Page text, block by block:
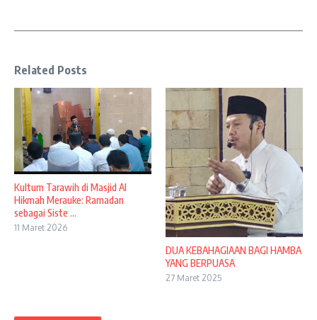
Related Posts
Kultum Tarawih di Masjid Al
Hikmah Merauke: Ramadan
sebagai Siste ...
11 Maret 2026
DUA KEBAHAGIAAN BAGI HAMBA
YANG BERPUASA
27 Maret 2025